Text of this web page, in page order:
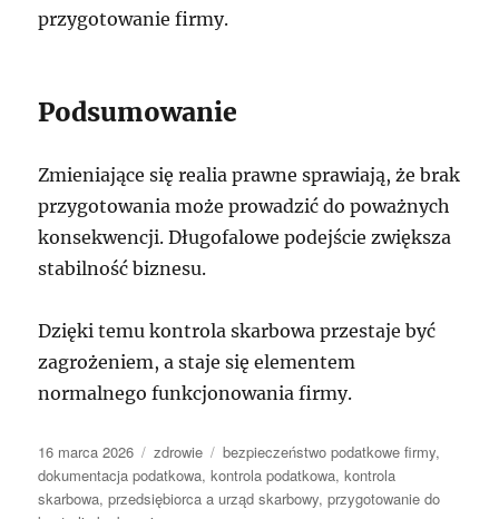
przygotowanie firmy.
Podsumowanie
Zmieniające się realia prawne sprawiają, że brak
przygotowania może prowadzić do poważnych
konsekwencji. Długofalowe podejście zwiększa
stabilność biznesu.
Dzięki temu kontrola skarbowa przestaje być
zagrożeniem, a staje się elementem
normalnego funkcjonowania firmy.
Data
publikacji
16 marca 2026 Kategorie
zdrowie Tagi
bezpieczeństwo podatkowe firmy,
dokumentacja podatkowa,kontrola podatkowa,kontrola
skarbowa,przedsiębiorca a urząd skarbowy,przygotowanie do